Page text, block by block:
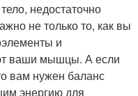
недостаточно
не только то, как вы
и
ваши мышцы. А если
вам нужен баланс
энергию для